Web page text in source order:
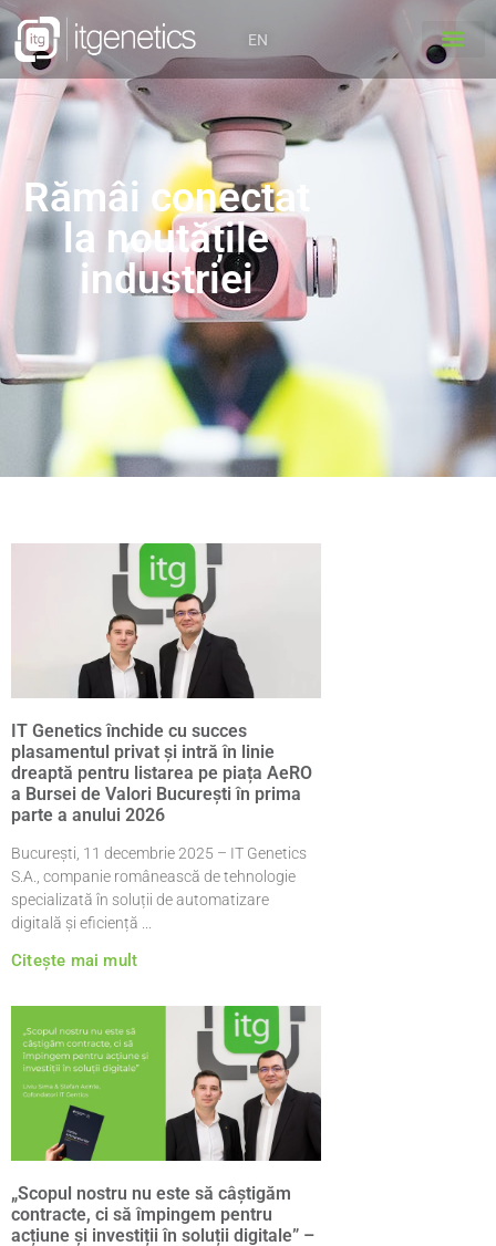
EN
Rămâi conectat
la noutățile
industriei
IT Genetics închide cu succes
plasamentul privat și intră în linie
dreaptă pentru listarea pe piața AeRO
a Bursei de Valori București în prima
parte a anului 2026
București, 11 decembrie 2025 – IT Genetics
S.A., companie românească de tehnologie
specializată în soluții de automatizare
digitală și eficiență
Citește mai mult
„Scopul nostru nu este să câștigăm
contracte, ci să împingem pentru
acțiune și investiții în soluții digitale” –